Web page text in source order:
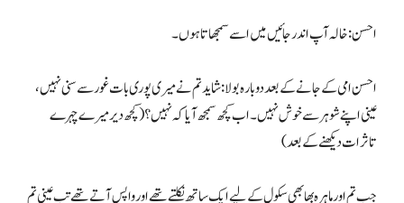
احسن: خالہ آپ اندر جائیں میں اسے سمجھاتا ہوں۔
احسن امی کے جانے کے بعد دوبارہ بولا: شاید تم نے میری پوری بات غور سے سنی نہیں،
عینی اپنے شوہر سے خوش نہیں۔ اب کچھ سمجھ آیا کہ نہیں؟ (کچھ دیر میرے چہرے
تاثرات دیکھنے کے بعد)
جب تم اور ماہرہ بھابھی سکول کے لیے ایک ساتھ نکلتے تھے اور واپس آتے تھے تب عینی تم